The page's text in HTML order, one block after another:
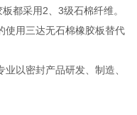
都采用2、3级石棉纤维。
使用三达无石棉橡胶板替代
以密封产品研发、制造、